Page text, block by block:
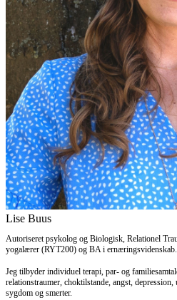
Lise Buus
Autoriseret psykolog og Biologisk, Relationel
yogalærer (RYT200) og BA i ernæringsvidenskab.
Jeg tilbyder individuel terapi, par- og
relationstraumer, choktilstande, angst,
sygdom og smerter.